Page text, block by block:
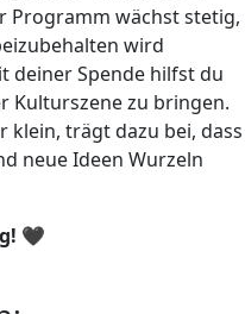
Programm wächst stetig,
wird
deiner Spende hilfst du
Kulturszene zu bringen.
klein, trägt dazu bei, dass
neue Ideen Wurzeln
🖤